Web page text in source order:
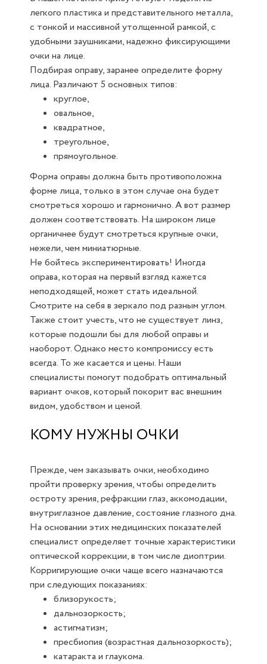
легкого пластика и представительного металла,
с тонкой и массивной утолщенной рамкой, с
удобными заушниками, надежно фиксирующими
очки на лице.
Подбирая оправу, заранее определите форму
лица. Различают 5 основных типов:
круглое,
овальное,
квадратное,
треугольное,
прямоугольное.
Форма оправы должна быть противоположна
форме лица, только в этом случае она будет
смотреться хорошо и гармонично. А вот размер
должен соответствовать. На широком лице
органичнее будут смотреться крупные очки,
нежели, чем миниатюрные.
Не бойтесь экспериментировать! Иногда
оправа, которая на первый взгляд кажется
неподходящей, может стать идеальной.
Смотрите на себя в зеркало под разным углом.
Также стоит учесть, что не существует линз,
которые подошли бы для любой оправы и
наоборот. Однако место компромиссу есть
всегда. То же касается и цены. Наши
специалисты помогут подобрать оптимальный
вариант очков, который покорит вас внешним
видом, удобством и ценой.
КОМУ НУЖНЫ ОЧКИ
Прежде, чем заказывать очки, необходимо
пройти проверку зрения, чтобы определить
остроту зрения, рефракции глаз, аккомодации,
внутриглазное давление, состояние глазного дна.
На основании этих медицинских показателей
специалист определяет точные характеристики
оптической коррекции, в том числе диоптрии.
Корригирующие очки чаще всего назначаются
при следующих показаниях:
близорукость;
дальнозоркость;
астигматизм;
пресбиопия (возрастная дальнозоркость);
катаракта и глаукома.